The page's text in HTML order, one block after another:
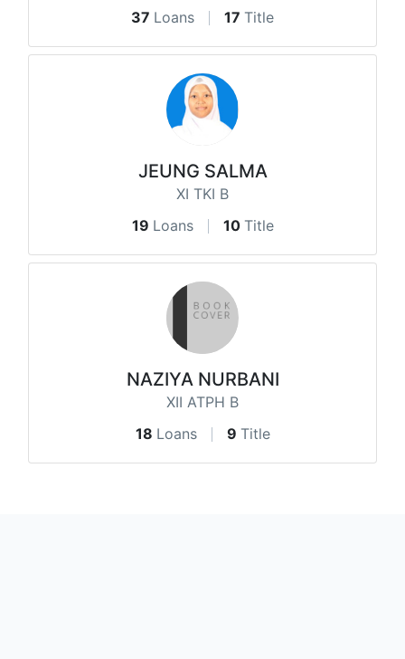
37 Loans 17 Title
JEUNG SALMA
XI TKI B
19 Loans 10 Title
NAZIYA NURBANI
XII ATPH B
18 Loans 9 Title